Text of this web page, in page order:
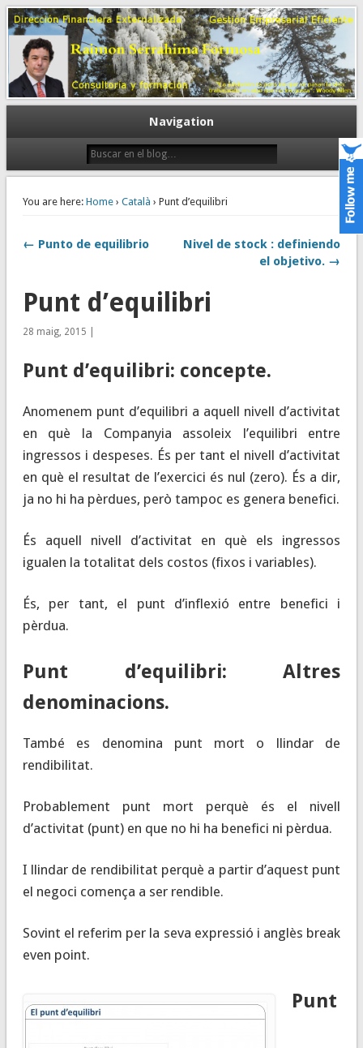
Dirección financiera de la PyME
Gestión empresarial eficiente. Dirección financiera externalizada.
Navigation
You are here: Home› Català › Punt d’equilibri
← Punto de equilibrio
Nivel de stock : definiendo
el objetivo. →
Punt d’equilibri
28 maig, 2015 |
Punt d’equilibri: concepte.
Anomenem punt d’equilibri a aquell nivell d’activitat
en què la Companyia assoleix l’equilibri entre
ingressos i despeses. És per tant el nivell d’activitat
en què el resultat de l’exercici és nul (zero). És a dir,
ja no hi ha pèrdues, però tampoc es genera benefici.
És aquell nivell d’activitat en què els ingressos
igualen la totalitat dels costos (fixos i variables).
És, per tant, el punt d’inflexió entre benefici i
pèrdua.
Punt d’equilibri: Altres
denominacions.
També es denomina punt mort o llindar de
rendibilitat.
Probablement punt mort perquè és el nivell
d’activitat (punt) en que no hi ha benefici ni pèrdua.
I llindar de rendibilitat perquè a partir d’aquest punt
el negoci comença a ser rendible.
Sovint el referim per la seva expressió i anglès break
even point.
Punt